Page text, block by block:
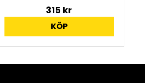
315 kr
KÖP